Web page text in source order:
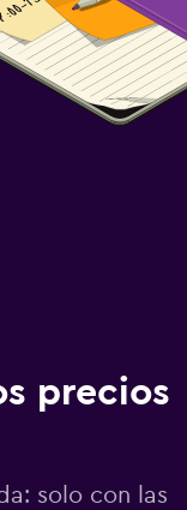
precios
solo con las